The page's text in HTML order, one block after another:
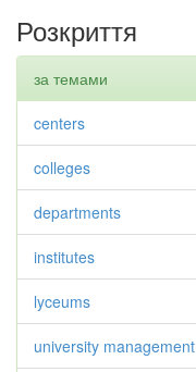
Розкриття
за темами
centers
colleges
departments
institutes
lyceums
university management